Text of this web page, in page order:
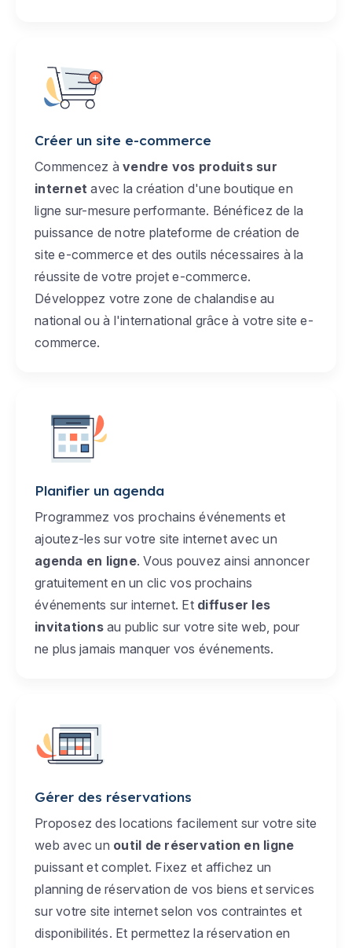
Créer un site e-commerce
Commencez à vendre vos produits sur
internet avec la création d'une boutique en
ligne sur-mesure performante. Bénéficez de la
puissance de notre plateforme de création de
site e-commerce et des outils nécessaires à la
réussite de votre projet e-commerce.
Développez votre zone de chalandise au
national ou à l'international grâce à votre site e-
commerce.
Planifier un agenda
Programmez vos prochains événements et
ajoutez-les sur votre site internet avec un
agenda en ligne. Vous pouvez ainsi annoncer
gratuitement en un clic vos prochains
événements sur internet. Et diffuser les
invitationsau public sur votre site web, pour
ne plus jamais manquer vos événements.
Gérer des réservations
Proposez des locations facilement sur votre site
web avec un outil de réservation en ligne
puissant et complet. Fixez et affichez un
planning de réservation de vos biens et services
sur votre site internet selon vos contraintes et
disponibilités. Et permettez la réservation en